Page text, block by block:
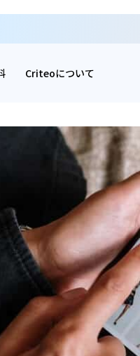
Criteoについて